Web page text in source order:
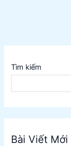
Tìm kiếm
Bài Viết Mới